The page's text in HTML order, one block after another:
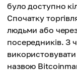
було доступно
Спочатку
людьми або
посередників. З
назвою